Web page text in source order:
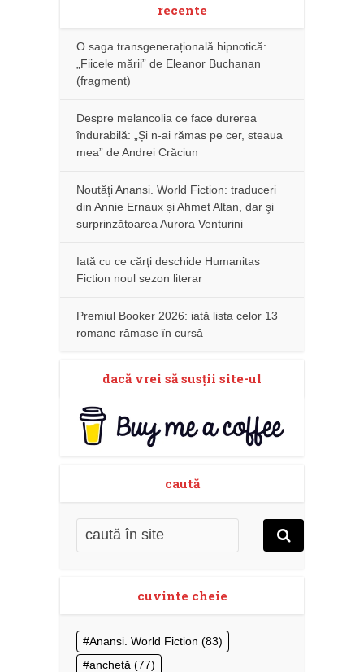
recente
O saga transgenerațională hipnotică:
„Fiicele mării” de Eleanor Buchanan
(fragment)
Despre melancolia ce face durerea
îndurabilă: „Și n-ai rămas pe cer, steaua
mea” de Andrei Crăciun
Noutăţi Anansi. World Fiction: traduceri
din Annie Ernaux și Ahmet Altan, dar şi
surprinzătoarea Aurora Venturini
Iată cu ce cărţi deschide Humanitas
Fiction noul sezon literar
Premiul Booker 2026: iată lista celor 13
romane rămase în cursă
dacă vrei să susţii site-ul
caută
cuvinte cheie
Anansi. World Fiction (83)
anchetă (77)